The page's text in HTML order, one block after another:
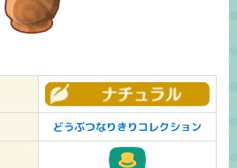
どうぶつなりきりコレクション